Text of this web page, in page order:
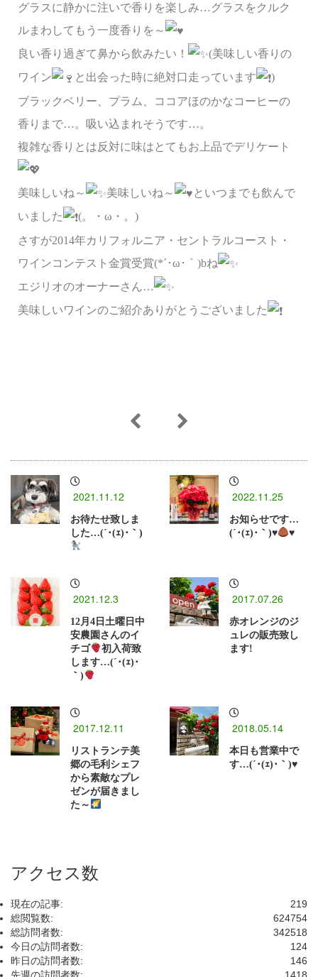
グラスに静かに注いで香りを楽しみ…グラスをクルク
ルまわしてもう一度香りを～
良い香り過ぎて鼻から飲みたい！
(美味しい香りの
ワイン
と出会った時に絶対口走っています
)
ブラックベリー、プラム、ココアほのかなコーヒーの
香りまで…。吸い込まれそうです…。
複雑な香りとは反対に味はとてもお上品でデリケート
美味しいね～ 美味しいね～
といつまでも飲んで
いました
(。・ω・。)
さすが2014年カリフォルニア・セントラルコースト・
ワインコンテスト金賞受賞(*´･ω･｀)bね
エジリオのオーナーさん…
美味しいワインのご紹介ありがとうございました
2021.11.12
お待たせ致しま
した…(´･(ｪ)･｀)
2022.11.25
お知らせです…
(´･(ｪ)･｀)♥️ ♥️
2021.12.3
12月4日土曜日中
安農園さんのイ
チゴ
初入荷致
します…(´･(ｪ)･
｀)
2017.07.26
赤オレンジのジ
ュレの販売致し
ます!
2017.12.11
リストランテ美
郷の毛利シェフ
から素敵なプレ
ゼンが届きまし
た～
2018.05.14
本日も営業中で
す…(´･(ｪ)･｀)♥
アクセス数
219
現在の記事:
624754
総閲覧数:
342518
総訪問者数:
124
今日の訪問者数:
146
昨日の訪問者数:
1418
先週の訪問者数: